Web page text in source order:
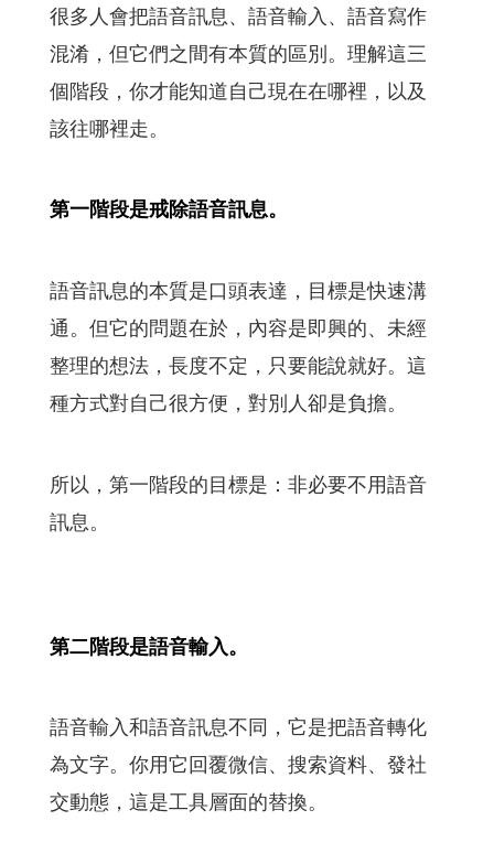
很多人會把語音訊息、語音輸入、語音寫作
混淆，但它們之間有本質的區別。理解這三
個階段，你才能知道自己現在在哪裡，以及
該往哪裡走。
第一階段是戒除語音訊息。
語音訊息的本質是口頭表達，目標是快速溝
通。但它的問題在於，內容是即興的、未經
整理的想法，長度不定，只要能說就好。這
種方式對自己很方便，對別人卻是負擔。
所以，第一階段的目標是：非必要不用語音
訊息。
第二階段是語音輸入。
語音輸入和語音訊息不同，它是把語音轉化
為文字。你用它回覆微信、搜索資料、發社
交動態，這是工具層面的替換。